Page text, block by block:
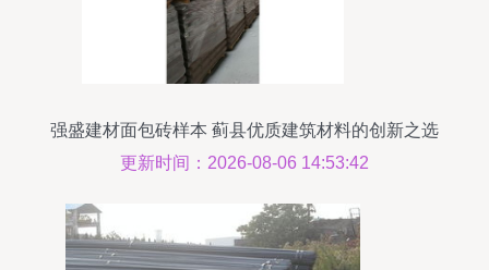
强盛建材面包砖样本 蓟县优质建筑材料的创新之选
更新时间：2026-08-06 14:53:42